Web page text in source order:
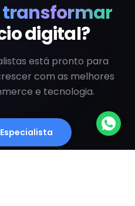
transformar
digital?
está pronto para
com as melhores
e tecnologia.